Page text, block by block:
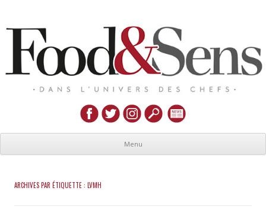
Menu
ARCHIVES PAR ÉTIQUETTE : LVMH